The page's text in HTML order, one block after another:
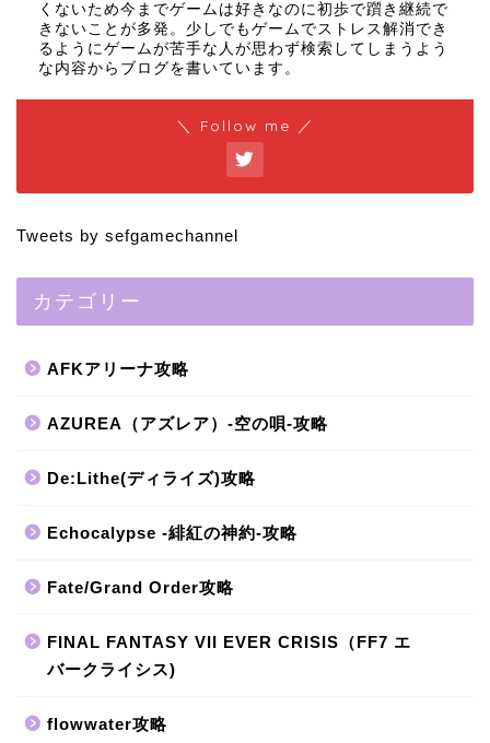
くないため今までゲームは好きなのに初歩で躓き継続で
きないことが多発。少しでもゲームでストレス解消でき
るようにゲームが苦手な人が思わず検索してしまうよう
な内容からブログを書いています。
＼ Follow me ／
Tweets by sefgamechannel
カテゴリー
AFKアリーナ攻略
AZUREA（アズレア）-空の唄-攻略
De:Lithe(ディライズ)攻略
Echocalypse -緋紅の神約-攻略
Fate/Grand Order攻略
FINAL FANTASY VII EVER CRISIS（FF7 エ
バークライシス)
flowwater攻略